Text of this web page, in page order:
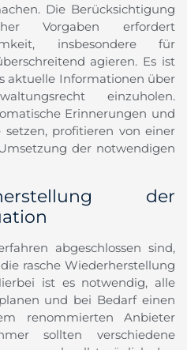
Die Berücksichtigung
Vorgaben erfordert
insbesondere für
agieren. Es ist
aktuelle Informationen über
einzuholen.
Erinnerungen und
profitieren von einer
der notwendigen
der
abgeschlossen sind,
rasche Wiederherstellung
ist es notwendig, alle
und bei Bedarf einen
renommierten Anbieter
sollten verschiedene